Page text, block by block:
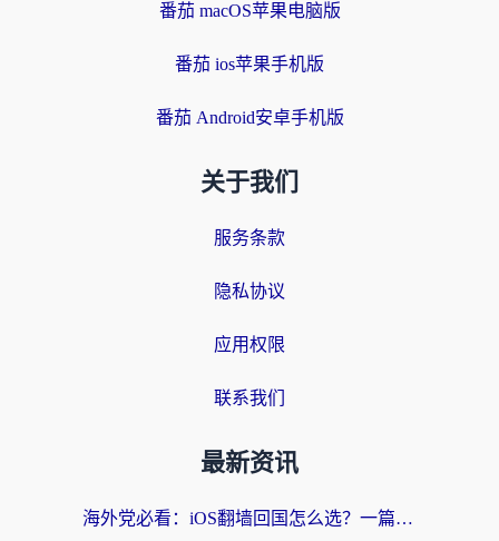
番茄 macOS苹果电脑版
番茄 ios苹果手机版
番茄 Android安卓手机版
关于我们
服务条款
隐私协议
应用权限
联系我们
最新资讯
海外党必看：iOS翻墙回国怎么选？一篇搞定无缝访问国内资源